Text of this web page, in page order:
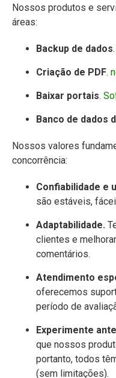
Nossos produtos e
áreas:
Backup de dados.
Criação de PDF.
Baixar portais.
Banco de dados
Nossos valores
concorrência:
Confiabilidade e
são estáveis,
Adaptabilidade.
clientes e
comentários.
Atendimento
oferecemos
período de
Experimente
que nossos
portanto, todos
(sem limitações).